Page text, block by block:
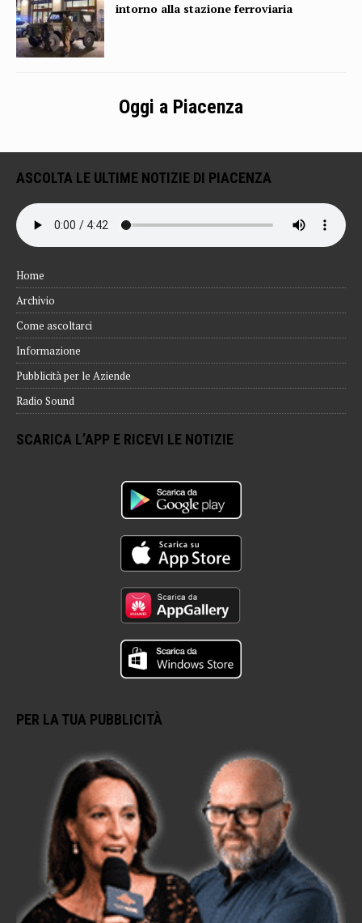
intorno alla stazione ferroviaria
Oggi a Piacenza
ASCOLTA LE ULTIME NOTIZIE DI PIACENZA
Home
Archivio
Come ascoltarci
Informazione
Pubblicità per le Aziende
Radio Sound
SCARICA L’APP E RICEVI LE NOTIZIE
PER LA TUA PUBBLICITÀ